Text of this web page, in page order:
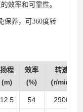
效率和可靠性。
养，可360度转
扬程
(m)
效率
(%)
转速
(r/min)
12.5 54 2900